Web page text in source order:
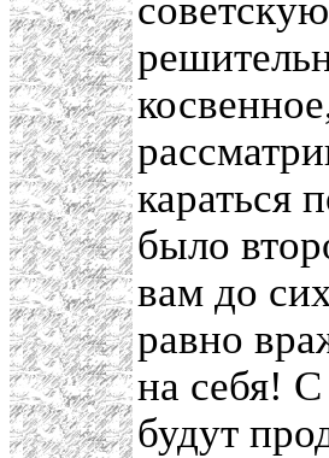
караться
было
вам до
равно
на себя!
будут